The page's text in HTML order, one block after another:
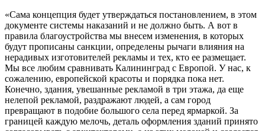
«Сама концепция будет утверждаться постановлением, в этом
документе системы наказаний и не должно быть. А вот в
правила благоустройства мы внесем изменения, в которых
будут прописаны санкции, определены рычаги влияния на
нерадивых изготовителей рекламы и тех, кто ее размещает.
Мы все любим сравнивать Калининград с Европой. У нас, к
сожалению, европейской красоты и порядка пока нет.
Конечно, здания, увешанные рекламой в три этажа, да еще
нелепой рекламой, раздражают людей, а сам город
превращают в подобие большого села перед ярмаркой. За
границей каждую мелочь, деталь оформления зданий принято